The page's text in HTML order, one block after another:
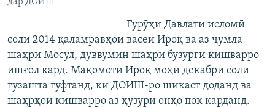
Гурӯҳи Давлати исломӣ
соли 2014 қаламравҳои васеи Ироқ ва аз ҷумла
шаҳри Мосул, дуввумин шаҳри бузурги кишварро
ишғол кард. Мақомоти Ироқ моҳи декабри соли
гузашта гуфтанд, ки ДОИШ-ро шикаст доданд ва
шаҳрҳои кишварро аз ҳузури онҳо пок карданд.